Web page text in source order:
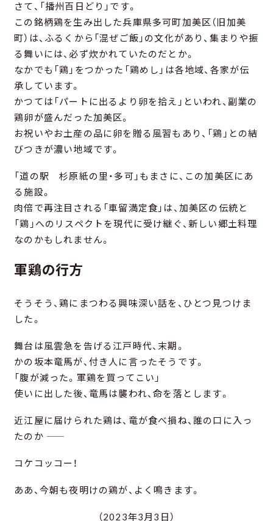
さて、「播州百日どり」です。
この銘柄鶏を生み出した兵庫県多可町加美区（旧加美
町）は、ふるくから「混ぜご飯」の文化があり、集まりや振
る舞いには、必ず炊かれていたのだとか。
なかでも「鶏」をつかった「鶏めし」は各地域、各家が伝
承しています。
かつては「パートに出るより卵を拾え」といわれ、副業の
鶏卵が盛んだった加美区。
お祝いやお土産の品に卵を贈る風習もあり、「鶏」との結
びつきが濃い地域です。
「道の駅 杉原紙の里・多可」もまさに、この加美区にあ
る施設。
肉倍で再注目される「車留満定食」は、加美区の伝統と
「鶏」へのリスペクトを現代に受け継ぐ、新しい郷土料理
なのかもしれません。
軍鶏の行方
そうそう、鶏にまつわる興味深い話を、ひとつ見つけま
した。
舞台は風雲急を告げる江戸時代、末期。
かの坂本竜馬が、付き人に言ったそうです。
「腹が減った。軍鶏を買ってこい」
使いに出した後、竜馬は襲われ、命を落とします。
近江屋に届けられた鶏は、竜が食べ損ね、誰の口に入っ
たのか ――
コケコッコー！
ああ、今朝も夜明けの鶏が、よく鳴きます。
（2023年3月3日）